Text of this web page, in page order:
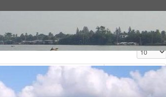
Anzeige #
Autor